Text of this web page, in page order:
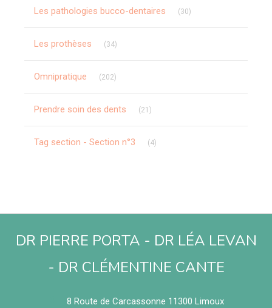
Les pathologies bucco-dentaires (30)
Les prothèses (34)
Omnipratique (202)
Prendre soin des dents (21)
Tag section - Section n°3 (4)
DR PIERRE PORTA - DR LÉA LEVAN
- DR CLÉMENTINE CANTE
8 Route de Carcassonne 11300 Limoux